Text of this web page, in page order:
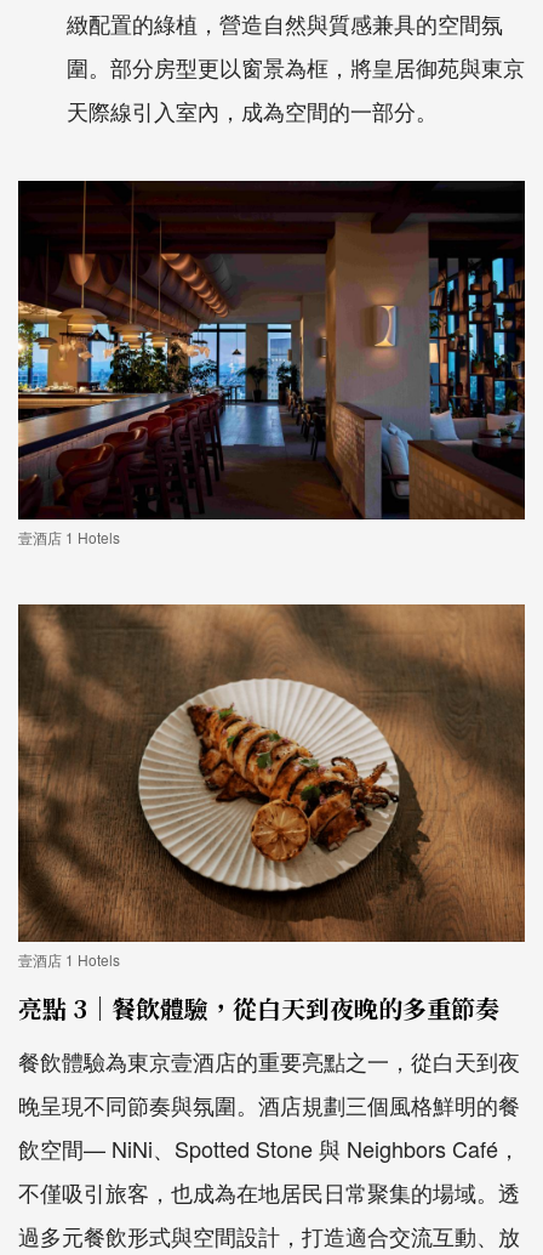
緻配置的綠植，營造自然與質感兼具的空間氛
圍。部分房型更以窗景為框，將皇居御苑與東京
天際線引入室內，成為空間的一部分。
壹酒店 1 Hotels
壹酒店 1 Hotels
亮點 3｜餐飲體驗，從白天到夜晚的多重節奏
餐飲體驗為東京壹酒店的重要亮點之一，從白天到夜
晚呈現不同節奏與氛圍。酒店規劃三個風格鮮明的餐
飲空間— NiNi、 Spotted Stone與 Neighbors Café，
不僅吸引旅客，也成為在地居民日常聚集的場域。透
過多元餐飲形式與空間設計，打造適合交流互動、放